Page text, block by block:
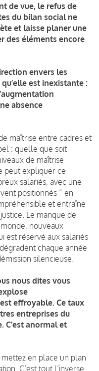
de vue, le refus de
du bilan social ne
et laisse planer une
des éléments encore
envers les
est inexistante :
absence
maîtrise entre cadres et
: quelle que soit
de maîtrise
peut expliquer ce
salariés, avec une
positionnés “ en
et entraîne
Le manque de
nouveaux
est réservé aux salariés
chaque année
silencieuse.
nous dites vous
effroyable. Ce taux
entreprises du
C’est anormal et
en place un plan
C’est tout l’inverse